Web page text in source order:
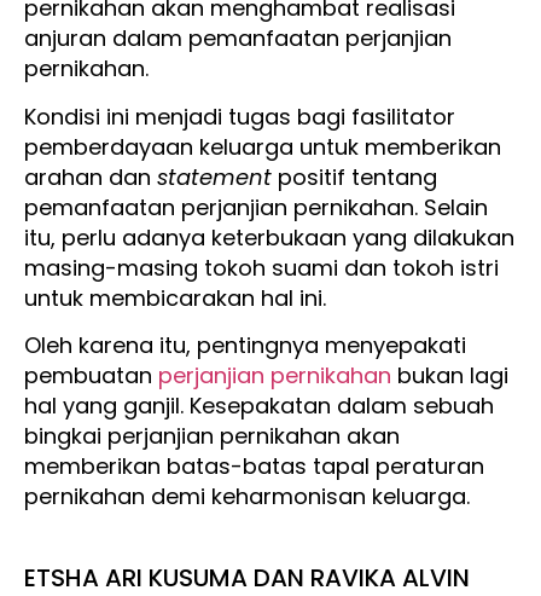
pernikahan akan menghambat realisasi
anjuran dalam pemanfaatan perjanjian
pernikahan.
Kondisi ini menjadi tugas bagi fasilitator
pemberdayaan keluarga untuk memberikan
arahan dan statement positif tentang
pemanfaatan perjanjian pernikahan. Selain
itu, perlu adanya keterbukaan yang dilakukan
masing-masing tokoh suami dan tokoh istri
untuk membicarakan hal ini.
Oleh karena itu, pentingnya menyepakati
pembuatan perjanjian pernikahan bukan lagi
hal yang ganjil. Kesepakatan dalam sebuah
bingkai perjanjian pernikahan akan
memberikan batas-batas tapal peraturan
pernikahan demi keharmonisan keluarga.
ETSHA ARI KUSUMA DAN RAVIKA ALVIN